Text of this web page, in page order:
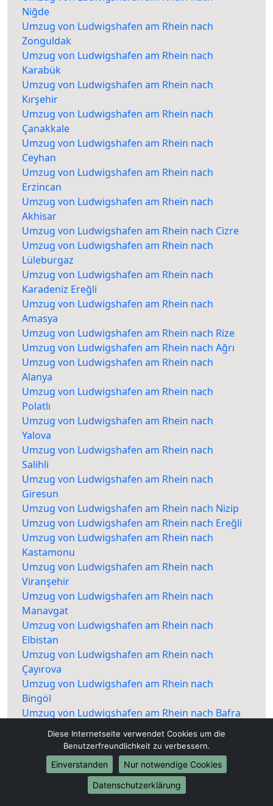
Niğde
Umzug von Ludwigshafen am Rhein nach
Zonguldak
Umzug von Ludwigshafen am Rhein nach
Karabük
Umzug von Ludwigshafen am Rhein nach
Kırşehir
Umzug von Ludwigshafen am Rhein nach
Çanakkale
Umzug von Ludwigshafen am Rhein nach
Ceyhan
Umzug von Ludwigshafen am Rhein nach
Erzincan
Umzug von Ludwigshafen am Rhein nach
Akhisar
Umzug von Ludwigshafen am Rhein nach Cizre
Umzug von Ludwigshafen am Rhein nach
Lüleburgaz
Umzug von Ludwigshafen am Rhein nach
Karadeniz Ereğli
Umzug von Ludwigshafen am Rhein nach
Amasya
Umzug von Ludwigshafen am Rhein nach Rize
Umzug von Ludwigshafen am Rhein nach Ağrı
Umzug von Ludwigshafen am Rhein nach
Alanya
Umzug von Ludwigshafen am Rhein nach
Polatlı
Umzug von Ludwigshafen am Rhein nach
Yalova
Umzug von Ludwigshafen am Rhein nach
Salihli
Umzug von Ludwigshafen am Rhein nach
Giresun
Umzug von Ludwigshafen am Rhein nach Nizip
Umzug von Ludwigshafen am Rhein nach Ereğli
Umzug von Ludwigshafen am Rhein nach
Kastamonu
Umzug von Ludwigshafen am Rhein nach
Viranşehir
Umzug von Ludwigshafen am Rhein nach
Manavgat
Umzug von Ludwigshafen am Rhein nach
Elbistan
Umzug von Ludwigshafen am Rhein nach
Çayırova
Umzug von Ludwigshafen am Rhein nach
Bingöl
Umzug von Ludwigshafen am Rhein nach Bafra
Umzug von Ludwigshafen am Rhein nach
Umzug von Ludwigshafen am Rhein nach
Nevşehir
Umzug von Ludwigshafen am Rhein nach
Diese Internetseite verwendet Cookies um die
Benutzerfreundlichkeit zu verbessern.
Einverstanden
Nur notwendige Cookies
Datenschutzerklärung